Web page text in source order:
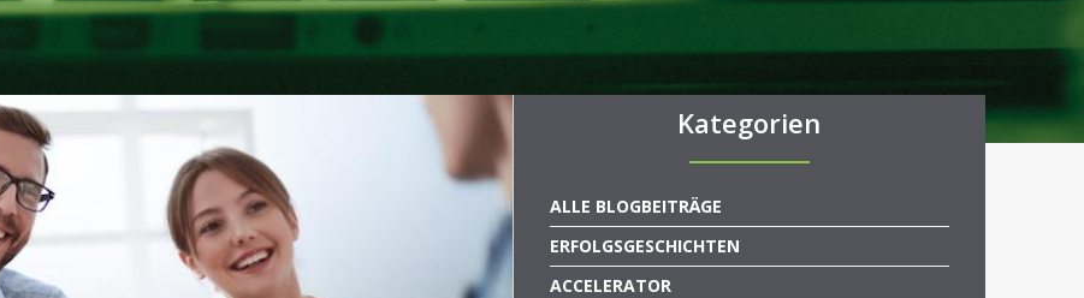
Kategorien
ALLE BLOGBEITRÄGE
ERFOLGSGESCHICHTEN
ACCELERATOR